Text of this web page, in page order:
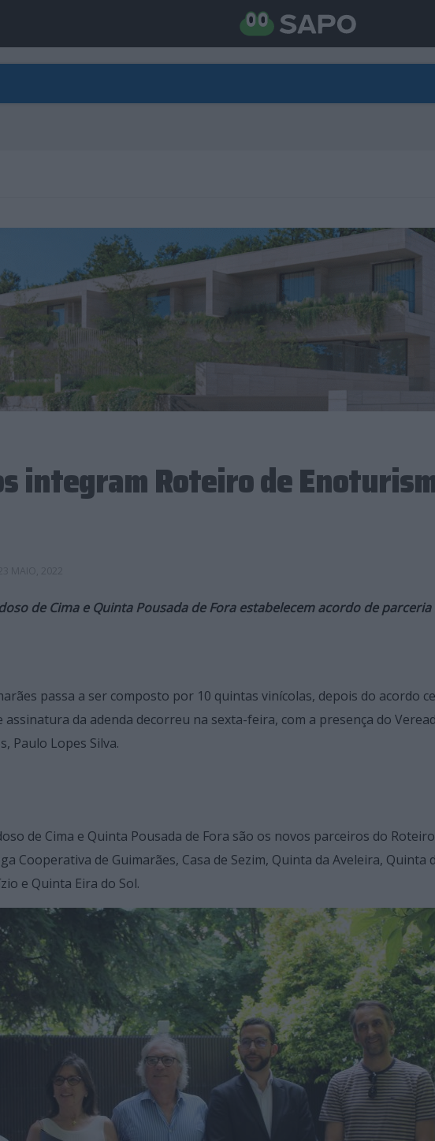
integram Roteiro de
de Cima e Quinta Pousada de Fora estabelecem acordo de parceria
passa a ser composto por 10 quintas vinícolas, depois do acordo
assinatura da adenda decorreu na sexta-feira, com a presença do
Paulo Lopes Silva.
de Cima e Quinta Pousada de Fora são os novos parceiros do
Cooperativa de Guimarães, Casa de Sezim, Quinta da Aveleira, Quinta
e Quinta Eira do Sol.